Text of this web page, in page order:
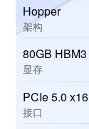
Hopper
架构
80GB HBM3
显存
PCIe 5.0 x16
接口